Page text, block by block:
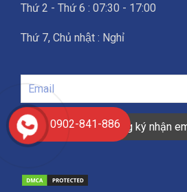
Thứ 2 - Thứ 6 : 07:30 - 17:00
Thứ 7, Chủ nhật : Nghỉ
0902-841-886